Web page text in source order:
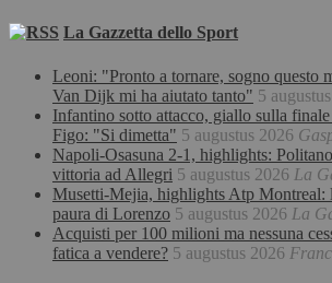
La Gazzetta dello Sport
Leoni: "Pronto a tornare, sogno questo
Van Dijk mi ha aiutato tanto" 5
Infantino sotto attacco, giallo sulla
Figo: "Si dimetta" 5 augustus 2026
Napoli-Osasuna 2-1, highlights:
vittoria ad Allegri 5 augustus 2026 La
Musetti-Mejia, highlights Atp Montreal:
paura di Lorenzo 5 augustus 2026 La
Acquisti per 100 milioni ma nessuna
fatica a vendere? 5 augustus 2026